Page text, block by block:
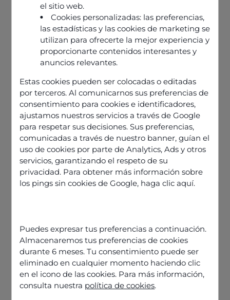
el sitio web.
Cookies personalizadas: las preferencias,
las estadísticas y las cookies de marketing se
utilizan para ofrecerte la mejor experiencia y
proporcionarte contenidos interesantes y
anuncios relevantes.
Estas cookies pueden ser colocadas o editadas
por terceros. Al comunicarnos sus preferencias de
consentimiento para cookies e identificadores,
ajustamos nuestros servicios a través de Google
para respetar sus decisiones. Sus preferencias,
comunicadas a través de nuestro banner, guían el
uso de cookies por parte de Analytics, Ads y otros
servicios, garantizando el respeto de su
privacidad. Para obtener más información sobre
los pings sin cookies de Google, haga clic aquí.
Puedes expresar tus preferencias a continuación.
Almacenaremos tus preferencias de cookies
durante 6 meses. Tu consentimiento puede ser
eliminado en cualquier momento haciendo clic
en el icono de las cookies. Para más información,
consulta nuestra política de cookies.
Nos articles